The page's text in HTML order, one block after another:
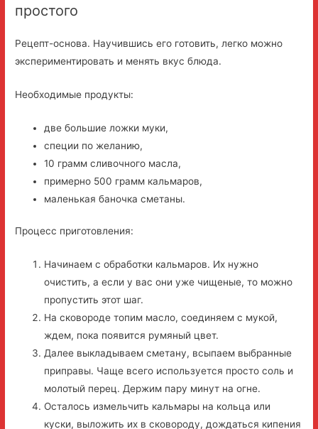
простого
Рецепт-основа. Научившись его готовить, легко можно
экспериментировать и менять вкус блюда.
Необходимые продукты:
две большие ложки муки,
специи по желанию,
10 грамм сливочного масла,
примерно 500 грамм кальмаров,
маленькая баночка сметаны.
Процесс приготовления:
Начинаем с обработки кальмаров. Их нужно
очистить, а если у вас они уже чищеные, то можно
пропустить этот шаг.
На сковороде топим масло, соединяем с мукой,
ждем, пока появится румяный цвет.
Далее выкладываем сметану, всыпаем выбранные
приправы. Чаще всего используется просто соль и
молотый перец. Держим пару минут на огне.
Осталось измельчить кальмары на кольца или
куски, выложить их в сковороду, дождаться кипения